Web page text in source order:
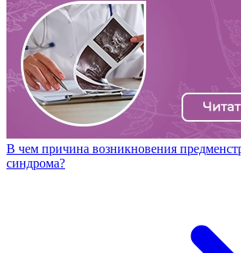
В чем причина возникновения
синдрома?